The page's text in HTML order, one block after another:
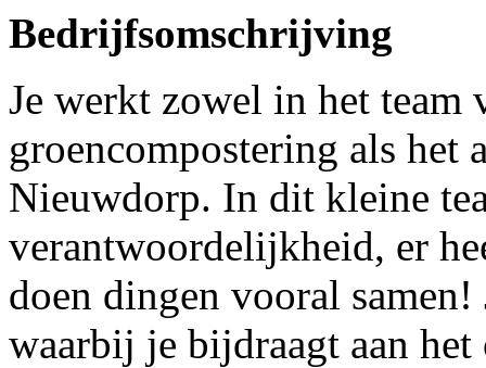
Bedrijfsomschrijving
Je werkt zowel in het team
groencompostering als het
Nieuwdorp. In dit kleine
verantwoordelijkheid, er
doen dingen vooral
waarbij je bijdraagt aan